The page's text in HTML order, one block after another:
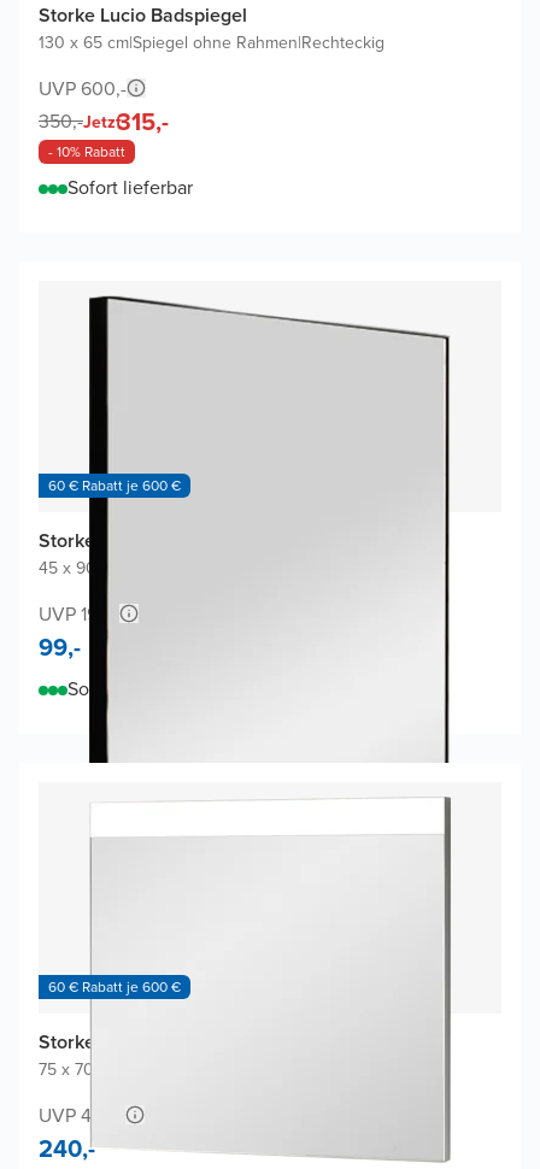
Storke Lucio Badspiegel
130 x 65 cm|Spiegel ohne Rahmen|Rechteckig
UVP 600,-
350,-Jetzt315,-
- 10% Rabatt
Sofort lieferbar
60 € Rabatt je 600 €
Storke Nero Badspiegel
45 x 90 cm
UVP 198,-
99,-
Sofort lieferbar
60 € Rabatt je 600 €
Storke Lucera Badspiegel
75 x 70 cm
UVP 480,-
240,-